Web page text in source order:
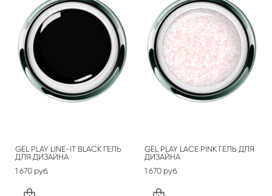
GEL PLAY LINE-IT BLACK ГЕЛЬ
ДЛЯ ДИЗАЙНА
1 670 pуб.
GEL PLAY LACE PINK ГЕЛЬ ДЛЯ
ДИЗАЙНА
1 670 pуб.